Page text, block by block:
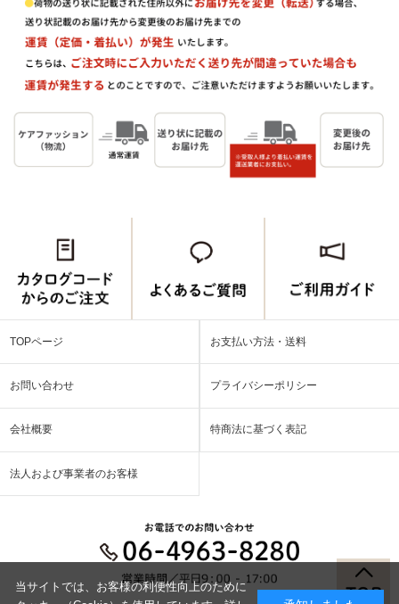
TOPページ お支払い方法・送料
お問い合わせ プライバシーポリシー
会社概要 特商法に基づく表記
法人および事業者のお客様
当サイトでは、お客様の利便性向上のために